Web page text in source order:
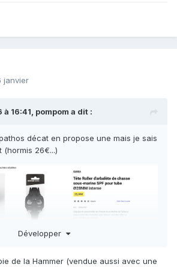
janvier
16:41, pompom a dit :
décat en propose une mais je sais
26€...)
Développer
de la Hammer (vendue aussi avec une